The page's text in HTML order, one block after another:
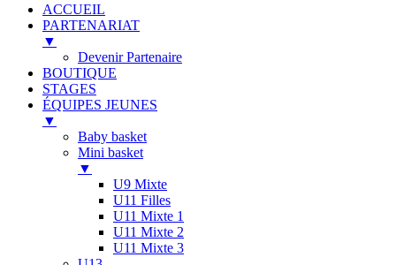
ACCUEIL
PARTENARIAT
▼
Devenir Partenaire
BOUTIQUE
STAGES
ÉQUIPES JEUNES
▼
Baby basket
Mini basket
▼
U9 Mixte
U11 Filles
U11 Mixte 1
U11 Mixte 2
U11 Mixte 3